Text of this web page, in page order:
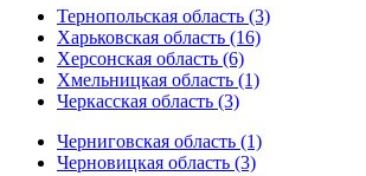
Тернопольская область (3)
Харьковская область (16)
Херсонская область (6)
Хмельницкая область (1)
Черкасская область (3)
Черниговская область (1)
Черновицкая область (3)